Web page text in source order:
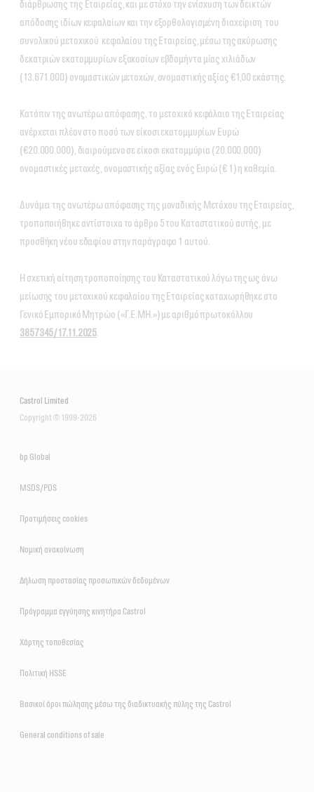
διάρθρωσης της Εταιρείας, και με στόχο την ενίσχυση των δεικτών
απόδοσης ιδίων κεφαλαίων και την εξορθολογισμένη διαχείριση του
συνολικού μετοχικού κεφαλαίου της Εταιρείας, μέσω της ακύρωσης
δεκατριών εκατομμυρίων εξακοσίων εβδομήντα μίας χιλιάδων
(13.671.000) ονομαστικών μετοχών, ονομαστικής αξίας €1,00 εκάστης.
Κατόπιν της ανωτέρω απόφασης, το μετοχικό κεφάλαιο της Εταιρείας
ανέρχεται πλέον στο ποσό των είκοσι εκατομμυρίων Ευρώ
(€20.000.000), διαιρούμενο σε είκοσι εκατομμύρια (20.000.000)
ονομαστικές μετοχές, ονομαστικής αξίας ενός Ευρώ (€ 1) η καθεμία.
Δυνάμει της ανωτέρω απόφασης της μοναδικής Μετόχου της Εταιρείας,
τροποποιήθηκε αντίστοιχα το άρθρο 5 του Καταστατικού αυτής, με
προσθήκη νέου εδαφίου στην παράγραφο 1 αυτού.
Η σχετική αίτηση τροποποίησης του Καταστατικού λόγω της ως άνω
μείωσης του μετοχικού κεφαλαίου της Εταιρείας καταχωρήθηκε στο
Γενικό Εμπορικό Μητρώο («Γ.Ε.ΜΗ.») με αριθμό πρωτοκόλλου
3857345/17.11.2025
Castrol Limited
Copyright © 1999-2026
bp Global
MSDS/PDS
Προτιμήσεις cookies
Νομική ανακοίνωση
Δήλωση προστασίας προσωπικών δεδομένων
Πρόγραμμα εγγύησης κινητήρα Castrol
Χάρτης τοποθεσίας
Πολιτική HSSE
Βασικοί όροι πώλησης μέσω της διαδικτυακής πύλης της Castrol
General conditions of sale